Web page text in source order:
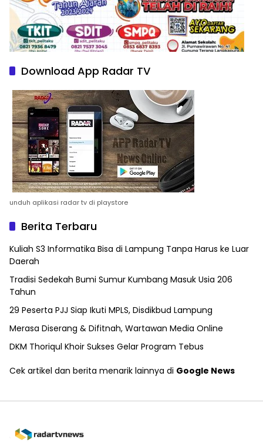
Download App Radar TV
unduh aplikasi radar tv di playstore
Berita Terbaru
Kuliah S3 Informatika Bisa di Lampung Tanpa Harus ke Luar
Daerah
Tradisi Sedekah Bumi Sumur Kumbang Masuk Usia 206
Tahun
29 Peserta PJJ Siap Ikuti MPLS, Disdikbud Lampung
Merasa Diserang & Difitnah, Wartawan Media Online
DKM Thoriqul Khoir Sukses Gelar Program Tebus
Cek artikel dan berita menarik lainnya di Google News